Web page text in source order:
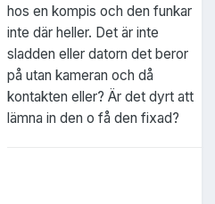
hos en kompis och den funkar
inte där heller. Det är inte
sladden eller datorn det beror
på utan kameran och då
kontakten eller? Är det dyrt att
lämna in den o få den fixad?